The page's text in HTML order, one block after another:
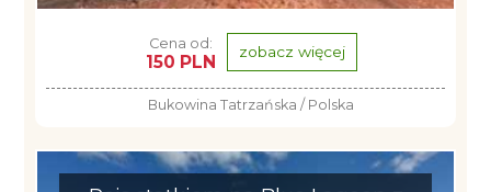
Cena od:
150 PLN zobacz więcej
Bukowina Tatrzańska / Polska